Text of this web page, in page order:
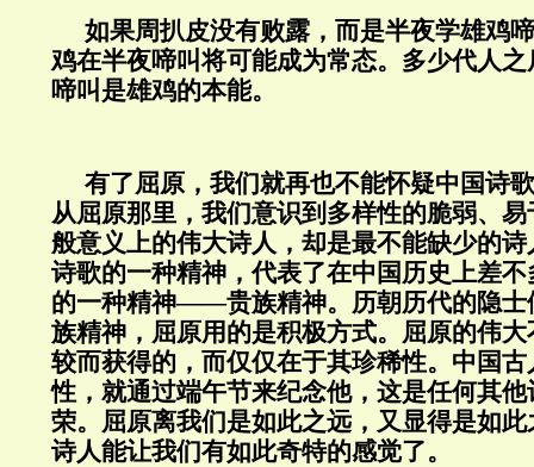
如果周扒皮没有败露，而是半夜学雄鸡
鸡在半夜啼叫将可能成为常态。多少代人
啼叫是雄鸡的本能。
有了屈原，我们就再也不能怀疑中国诗
从屈原那里，我们意识到多样性的脆弱、
般意义上的伟大诗人，却是最不能缺少的
诗歌的一种精神，代表了在中国历史上差
的一种精神——贵族精神。历朝历代的隐士
族精神，屈原用的是积极方式。屈原的伟
较而获得的，而仅仅在于其珍稀性。中国
性，就通过端午节来纪念他，这是任何其
荣。屈原离我们是如此之远，又显得是如
诗人能让我们有如此奇特的感觉了。